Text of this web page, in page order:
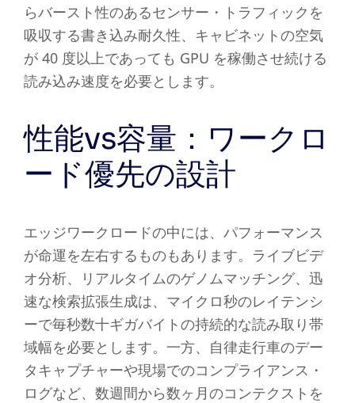
らバースト性のあるセンサー・トラフィックを
吸収する書き込み耐久性、キャビネットの空気
が 40 度以上であっても GPU を稼働させ続ける
読み込み速度を必要とします。
性能vs容量：ワークロ
ード優先の設計
エッジワークロードの中には、パフォーマンス
が命運を左右するものもあります。ライブビデ
オ分析、リアルタイムのゲノムマッチング、迅
速な検索拡張生成は、マイクロ秒のレイテンシ
ーで毎秒数十ギガバイトの持続的な読み取り帯
域幅を必要とします。一方、自律走行車のデー
タキャプチャーや現場でのコンプライアンス・
ログなど、数週間から数ヶ月のコンテクストを